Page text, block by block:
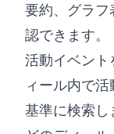
要約、グラ
認できます。
活動イベント
ィール内で
基準に検索し